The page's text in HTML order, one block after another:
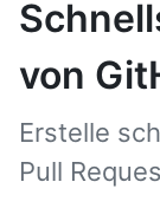
von
Erstelle
Pull